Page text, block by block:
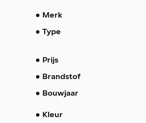
Merk
Type
Prijs
Brandstof
Bouwjaar
Kleur